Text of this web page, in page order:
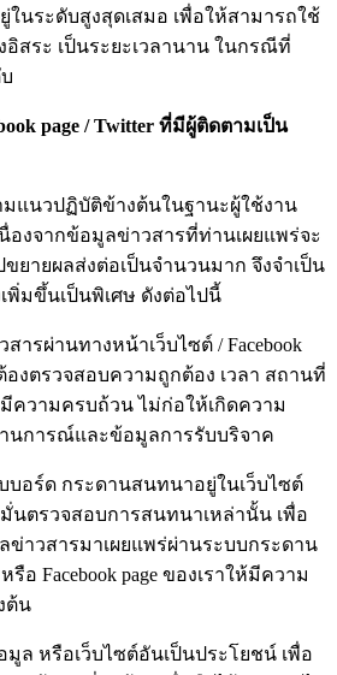
นระดับสูงสุดเสมอ เพื่อให้สามารถใช้
อิสระ เป็นระยะเวลานาน ในกรณีที่
page / Twitter ที่มีผู้ติดตามเป็น
แนวปฏิบัติข้างต้นในฐานะผู้ใช้งาน
องจากข้อมูลข่าวสารที่ท่านเผยแพร่จะ
ยายผลส่งต่อเป็นจำนวนมาก จึงจำเป็น
พิ่มขึ้นเป็นพิเศษ ดังต่อไปนี้
ารผ่านทางหน้าเว็บไซต์ / Facebook
องตรวจสอบความถูกต้อง เวลา สถานที่
ความครบถ้วน ไม่ก่อให้เกิดความ
านการณ์และข้อมูลการรับบริจาค
บอร์ด กระดานสนทนาอยู่ในเว็บไซต์
นตรวจสอบการสนทนาเหล่านั้น เพื่อ
ข่าวสารมาเผยแพร่ผ่านระบบกระดาน
อ Facebook page ของเราให้มีความ
ต้น
ล หรือเว็บไซต์อันเป็นประโยชน์ เพื่อ